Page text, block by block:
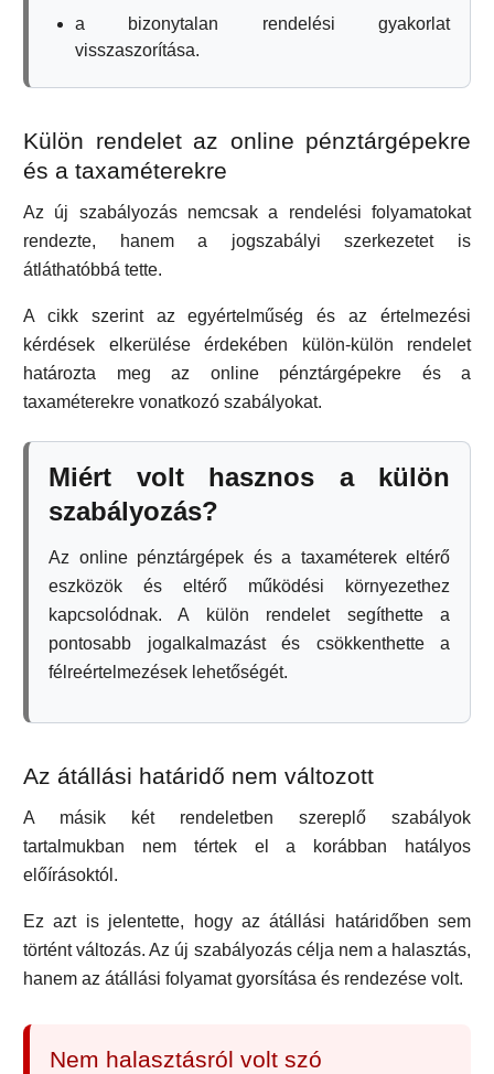
a bizonytalan rendelési gyakorlat
visszaszorítása.
Külön rendelet az online pénztárgépekre
és a taxaméterekre
Az új szabályozás nemcsak a rendelési folyamatokat
rendezte, hanem a jogszabályi szerkezetet is
átláthatóbbá tette.
A cikk szerint az egyértelműség és az értelmezési
kérdések elkerülése érdekében külön-külön rendelet
határozta meg az online pénztárgépekre és a
taxaméterekre vonatkozó szabályokat.
Miért volt hasznos a külön
szabályozás?
Az online pénztárgépek és a taxaméterek eltérő
eszközök és eltérő működési környezethez
kapcsolódnak. A külön rendelet segíthette a
pontosabb jogalkalmazást és csökkenthette a
félreértelmezések lehetőségét.
Az átállási határidő nem változott
A másik két rendeletben szereplő szabályok
tartalmukban nem tértek el a korábban hatályos
előírásoktól.
Ez azt is jelentette, hogy az átállási határidőben sem
történt változás. Az új szabályozás célja nem a halasztás,
hanem az átállási folyamat gyorsítása és rendezése volt.
Nem halasztásról volt szó